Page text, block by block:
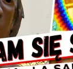
Familijny